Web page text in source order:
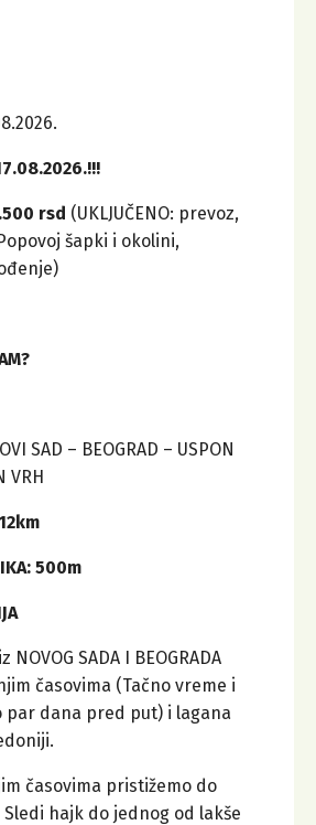
rsd (UKLJUČENO: prevoz,
šapki i okolini,
SAD – BEOGRAD – USPON
VRH
500m
NOVOG SADA I BEOGRADA
časovima (Tačno vreme i
par dana pred put) i lagana
časovima pristižemo do
Sledi hajk do jednog od lakše